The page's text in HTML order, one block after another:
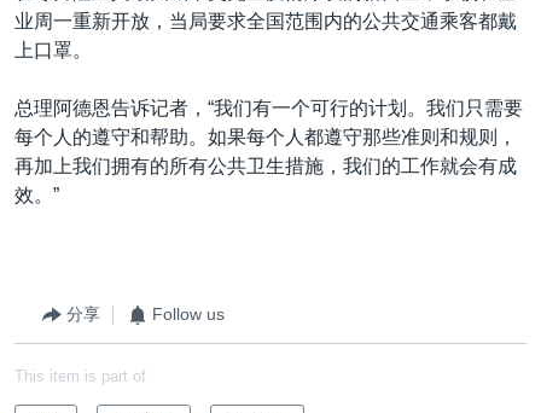
业周一重新开放，当局要求全国范围内的公共交通乘客都戴
上口罩。
总理阿德恩告诉记者，“我们有一个可行的计划。我们只需要
每个人的遵守和帮助。如果每个人都遵守那些准则和规则，
再加上我们拥有的所有公共卫生措施，我们的工作就会有成
效。”
分享 Follow us
This item is part of